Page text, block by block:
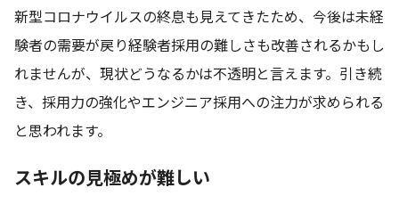
新型コロナウイルスの終息も見えてきたため、今後は未経
験者の需要が戻り経験者採用の難しさも改善されるかもし
れませんが、現状どうなるかは不透明と言えます。引き続
き、採用力の強化やエンジニア採用への注力が求められる
と思われます。
スキルの見極めが難しい